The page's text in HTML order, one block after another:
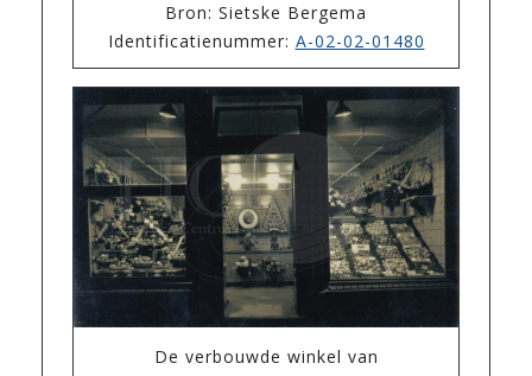
Bron: Sietske Bergema
Identificatienummer: A-02-02-01480
De verbouwde winkel van